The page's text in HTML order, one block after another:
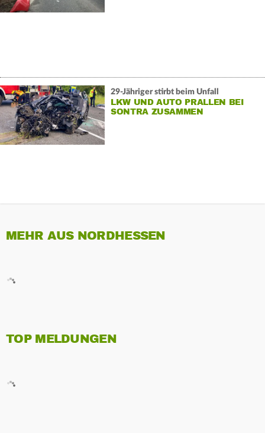
29-Jähriger stirbt beim Unfall
LKW UND AUTO PRALLEN BEI
SONTRA ZUSAMMEN
MEHR AUS NORDHESSEN
TOP MELDUNGEN